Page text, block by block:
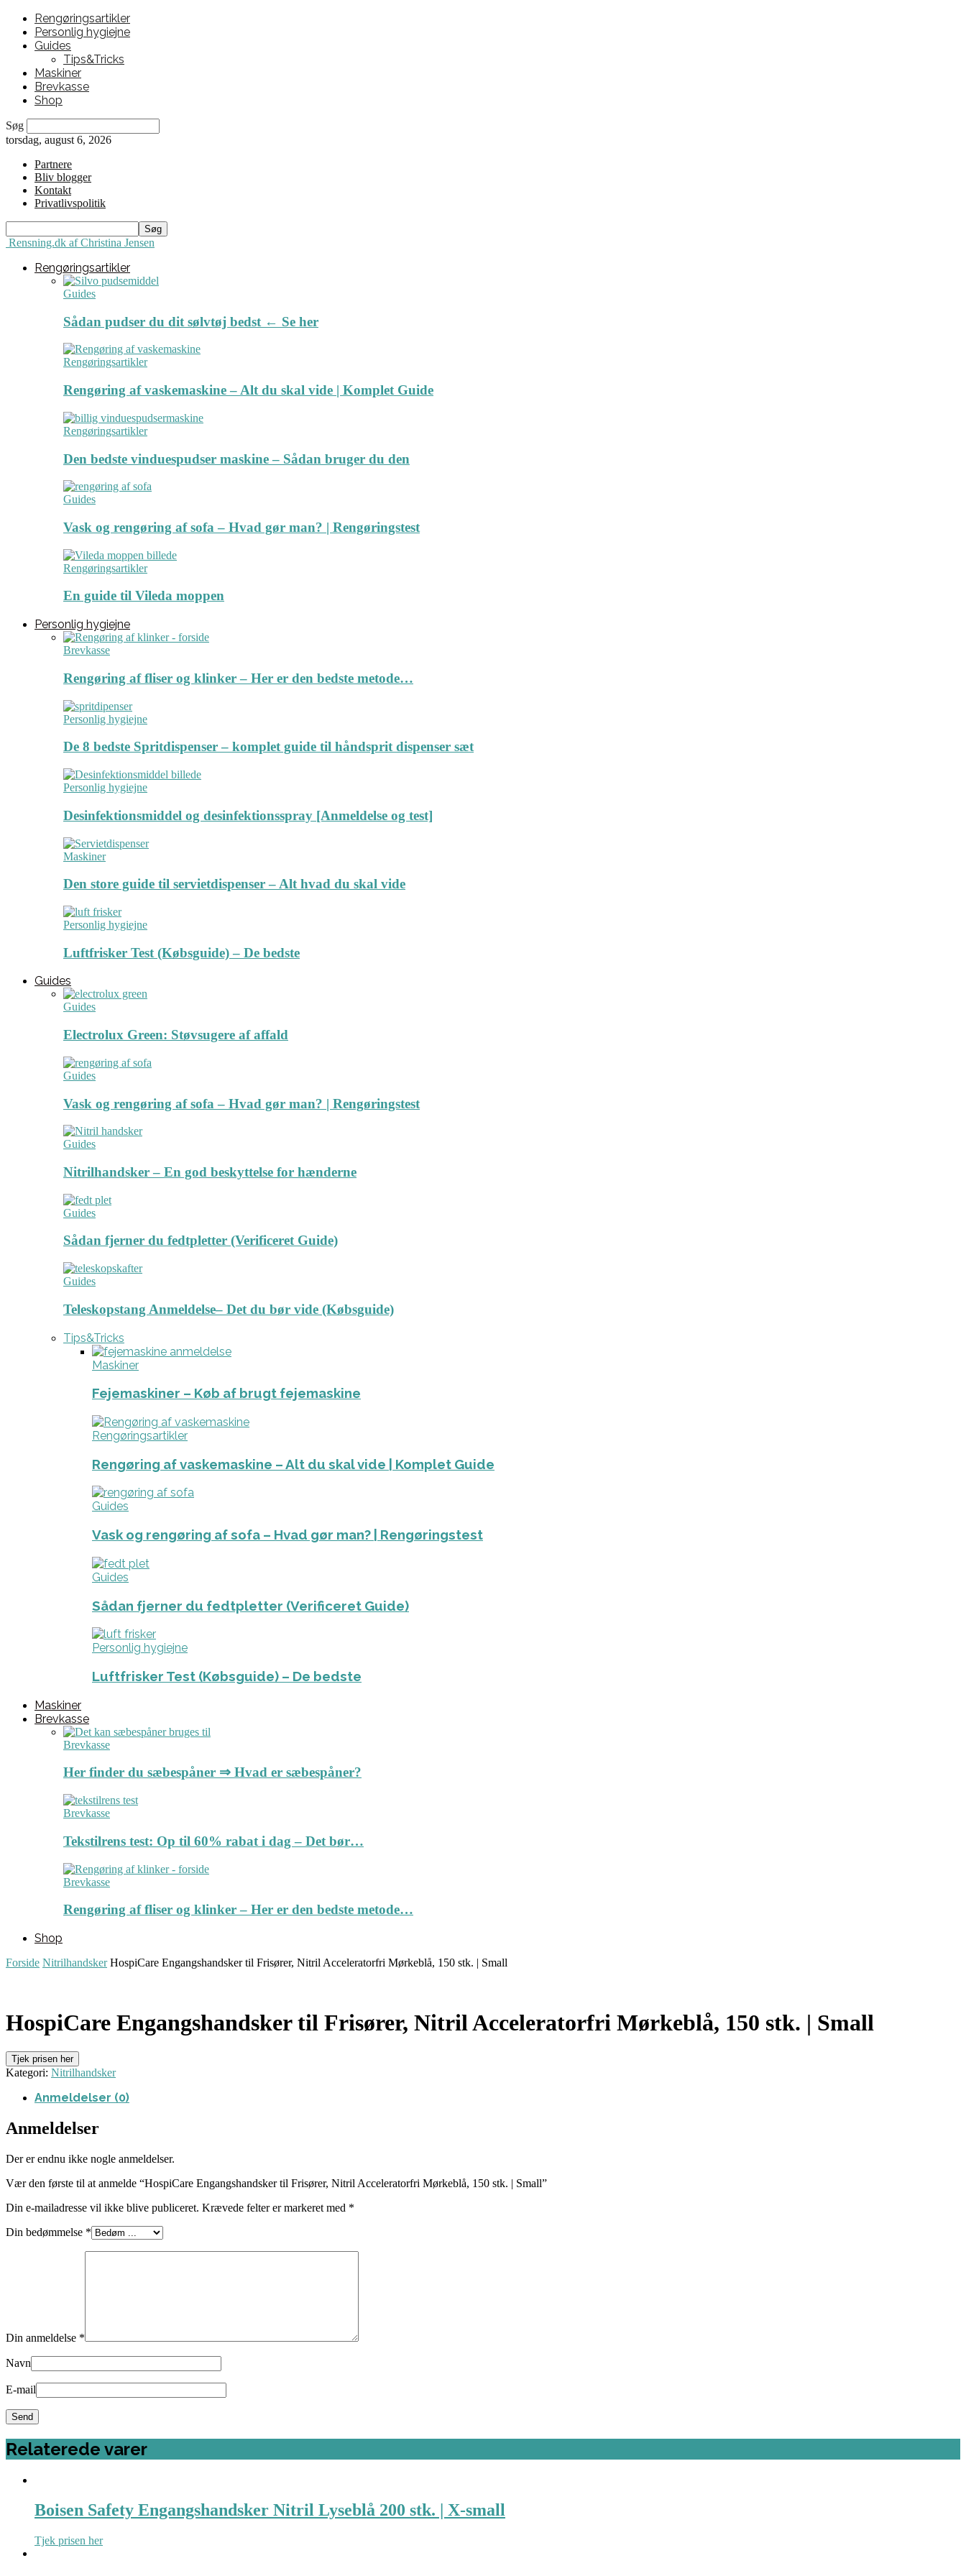
Rengøringsartikler
Personlig hygiejne
Guides
Tips&Tricks
Maskiner
Brevkasse
Shop
Søg
torsdag, august 6, 2026
Partnere
Bliv blogger
Kontakt
Privatlivspolitik
Rensning.dk af Christina Jensen
Rengøringsartikler
Guides
Sådan pudser du dit sølvtøj bedst ← Se her
Rengøringsartikler
Rengøring af vaskemaskine – Alt du skal vide | Komplet Guide
Rengøringsartikler
Den bedste vinduespudser maskine – Sådan bruger du den
Guides
Vask og rengøring af sofa – Hvad gør man? | Rengøringstest
Rengøringsartikler
En guide til Vileda moppen
Personlig hygiejne
Brevkasse
Rengøring af fliser og klinker – Her er den bedste metode…
Personlig hygiejne
De 8 bedste Spritdispenser – komplet guide til håndsprit dispenser sæt
Personlig hygiejne
Desinfektionsmiddel og desinfektionsspray [Anmeldelse og test]
Maskiner
Den store guide til servietdispenser – Alt hvad du skal vide
Personlig hygiejne
Luftfrisker Test (Købsguide) – De bedste
Guides
Guides
Electrolux Green: Støvsugere af affald
Guides
Vask og rengøring af sofa – Hvad gør man? | Rengøringstest
Guides
Nitrilhandsker – En god beskyttelse for hænderne
Guides
Sådan fjerner du fedtpletter (Verificeret Guide)
Guides
Teleskopstang Anmeldelse– Det du bør vide (Købsguide)
Tips&Tricks
Maskiner
Fejemaskiner – Køb af brugt fejemaskine
Rengøringsartikler
Rengøring af vaskemaskine – Alt du skal vide | Komplet Guide
Guides
Vask og rengøring af sofa – Hvad gør man? | Rengøringstest
Guides
Sådan fjerner du fedtpletter (Verificeret Guide)
Personlig hygiejne
Luftfrisker Test (Købsguide) – De bedste
Maskiner
Brevkasse
Brevkasse
Her finder du sæbespåner ⇒ Hvad er sæbespåner?
Brevkasse
Tekstilrens test: Op til 60% rabat i dag – Det bør…
Brevkasse
Rengøring af fliser og klinker – Her er den bedste metode…
Shop
Forside Nitrilhandsker HospiCare Engangshandsker til Frisører, Nitril Acceleratorfri Mørkeblå, 150 stk. | Small
HospiCare Engangshandsker til Frisører, Nitril Acceleratorfri Mørkeblå, 150 stk. | Small
Tjek prisen her
Kategori: Nitrilhandsker
Anmeldelser (0)
Anmeldelser
Der er endnu ikke nogle anmeldelser.
Vær den første til at anmelde “HospiCare Engangshandsker til Frisører, Nitril Acceleratorfri Mørkeblå, 150 stk. | Small”
Din e-mailadresse vil ikke blive publiceret. Krævede felter er markeret med *
Din bedømmelse *
Din anmeldelse *
Navn
E-mail
Relaterede varer
Boisen Safety Engangshandsker Nitril Lyseblå 200 stk. | X-small
Tjek prisen her